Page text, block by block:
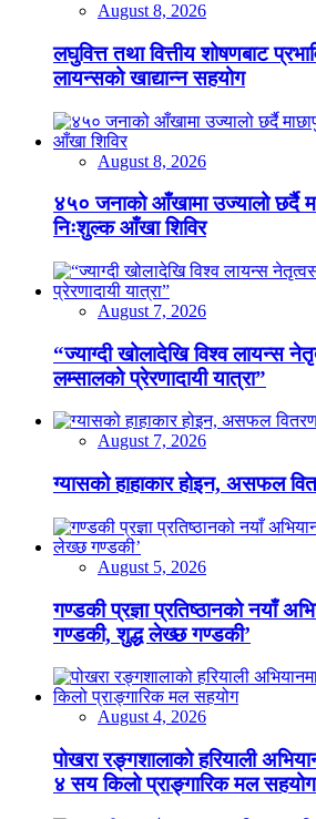
August 8, 2026
लघुवित्त तथा वित्तीय शोषणबाट
लायन्सको खाद्यान्न सहयोग
August 8, 2026
४५० जनाको आँखामा उज्यालो छर्दै
निःशुल्क आँखा शिविर
August 7, 2026
“ज्याग्दी खोलादेखि विश्व लायन्स
लम्सालको प्रेरणादायी यात्रा”
August 7, 2026
ग्यासको हाहाकार होइन, असफल
August 5, 2026
गण्डकी प्रज्ञा प्रतिष्ठानको नयाँ
गण्डकी, शुद्ध लेख्छ गण्डकी’
August 4, 2026
पोखरा रङ्गशालाको हरियाली
४ सय किलो प्राङ्गारिक मल सहयोग